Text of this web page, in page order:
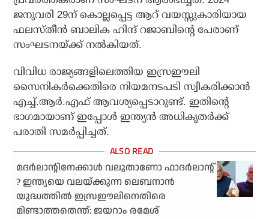
ജനുവരി 29ന് കൊല്ലപ്പെട്ട ആറ് വയസ്സുകാരിയായ
ഫലസ്തീന്‍ ബാലിക ഹിന്ദ് റജാബിന്റെ പേരാണ്
സംഘടനയ്ക്ക് നല്‍കിയത്.
വിവിധ രാജ്യങ്ങളിലെത്തിയ ഇസ്രഈലി
സൈനികര്‍ക്കെതിരെ നിയമനടപടി സ്വീകരിക്കാന്‍
എച്ച്.ആര്‍.എഫ് ആവശ്യപ്പെടാറുണ്ട്. ഇതിന്റെ
ഭാഗമായാണ് ഇപ്പോള്‍ ഇന്ത്യന്‍ അധികൃതര്‍ക്ക്
പരാതി സമര്‍പ്പിച്ചത്.
മദര്‍ലാന്റിനേക്കാള്‍ വലുതാണോ ഫാദര്‍ലാന്റ്
? ഇന്ത്യയെ വലയ്ക്കുന്ന ലെബനാന്‍
യുദ്ധത്തില്‍ ഇസ്രഈലിനെതിരെ
മിണ്ടാത്തതെന്ത്: ജയറാം രമേശ്